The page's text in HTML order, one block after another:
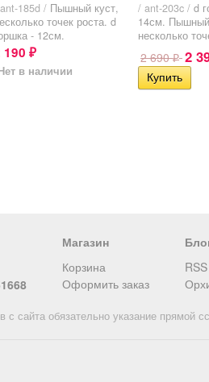
185d / Пышный куст,
точек роста. d
- 12см.
190 ₽
в наличии
/ ant-203c / d
14см. Пышный
несколько
2 690₽ 2
Магазин
Корзина
Оформить заказ
RSS
с сайта обязательно указание прямой